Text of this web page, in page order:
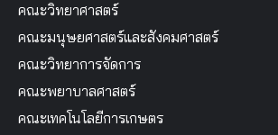
คณะวิทยาศาสตร์
คณะมนุษยศาสตร์และสังคมศาสตร์
คณะวิทยาการจัดการ
คณะพยาบาลศาสตร์
คณะเทคโนโลยีการเกษตร